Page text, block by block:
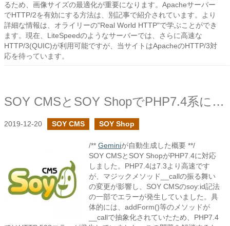
るため、画像サイズの最適化が重要になります。Apacheサーバー
でHTTP/2を有効にする方法は、別記事で紹介されています。より
詳細な情報は、オライリーの"Real World HTTP"で学ぶことができ
ます。現在、LiteSpeedのようなサーバーでは、さらに高速な
HTTP/3(QUIC)が利用可能ですが、当サイトはApacheのHTTP/3対
応を待っています。
SOY CMSとSOY ShopでPHP7.4系に対応してみました
2019-12-20 SOY CMS SOY Shop
/** Geminiが自動生成した概要 **/
SOY CMSとSOY ShopがPHP7.4に対応
しました。PHP7.4は7.3より高速です
が、マジックメソッド__callの振る舞い
の変更が影響し、SOY CMSのsoy:id記法
の一部でエラーが発生していました。具
体的には、addForm()等のメソッドが
__callで抽象化されていたため、PHP7.4